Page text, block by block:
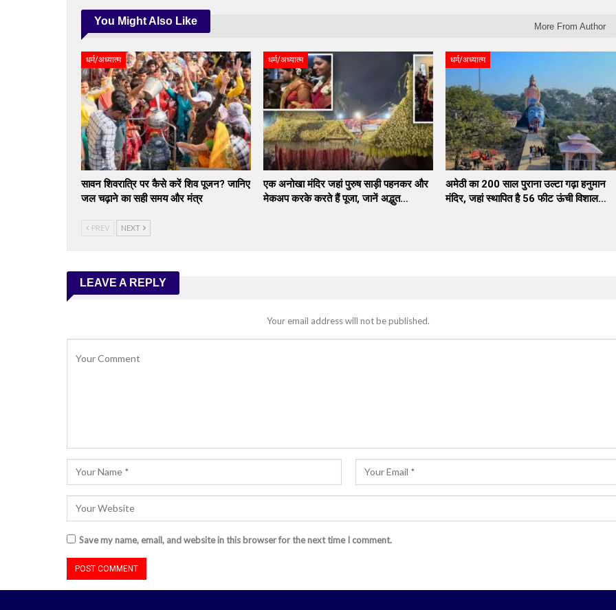
You Might Also Like More From Author
धर्म/अध्यात्म
सावन शिवरात्रि पर कैसे करें शिव पूजन? जानिए
जल चढ़ाने का सही समय और मंत्र
धर्म/अध्यात्म
एक अनोखा मंदिर जहां पुरुष साड़ी पहनकर और
मेकअप करके करते हैं पूजा, जानें अद्भुत…
धर्म/अध्यात्म
अमेठी का 200 साल पुराना उल्टा गढ़ा हनुमान
मंदिर, जहां स्थापित है 56 फीट ऊंची विशाल…
PREV NEXT
LEAVE A REPLY
Your email address will not be published.
Save my name, email, and website in this browser for the next time I comment.